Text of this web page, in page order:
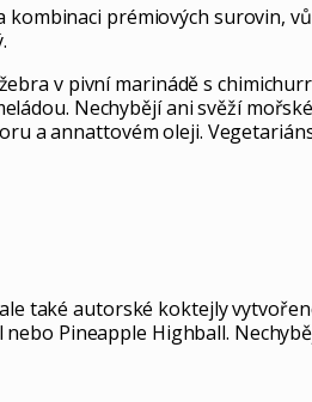
kombinaci prémiových surovin,
v pivní marinádě s
Nechybějí ani svěží
a annattovém oleji.
také autorské koktejly
Pineapple Highball.